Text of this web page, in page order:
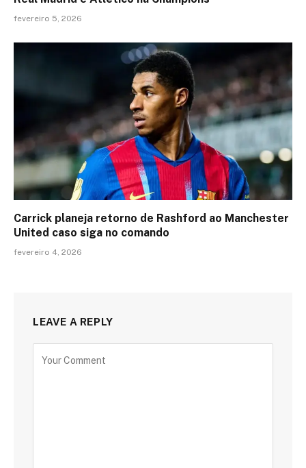
fevereiro 5, 2026
Carrick planeja retorno de Rashford ao Manchester
United caso siga no comando
fevereiro 4, 2026
LEAVE A REPLY